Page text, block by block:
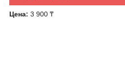
Цена: 3 900 ₸